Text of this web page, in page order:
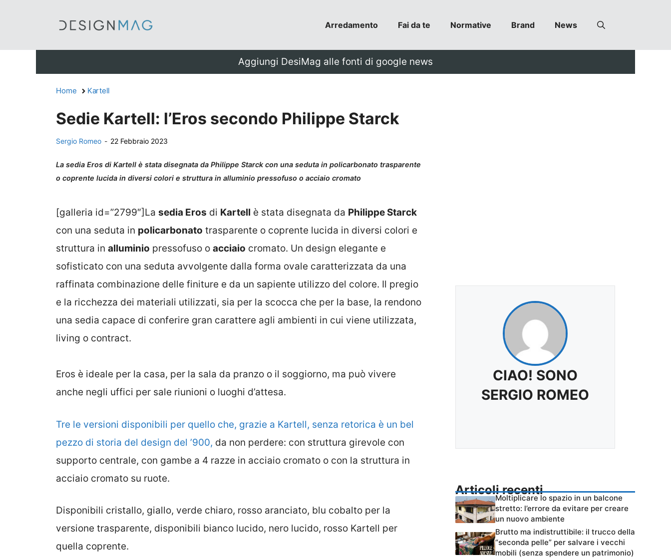
Arredamento Fai da te Normative Brand News
Aggiungi DesiMag alle fonti di google news
Home Kartell
Sedie Kartell: l’Eros secondo Philippe Starck
Sergio Romeo - 22 Febbraio 2023
La sedia Eros di Kartell è stata disegnata da Philippe Starck con una seduta in policarbonato trasparente
o coprente lucida in diversi colori e struttura in alluminio pressofuso o acciaio cromato
[galleria id=”2799″]La sedia Eros di Kartell è stata disegnata da Philippe Starck
con una seduta in policarbonato trasparente o coprente lucida in diversi colori e
struttura in alluminio pressofuso o acciaio cromato. Un design elegante e
sofisticato con una seduta avvolgente dalla forma ovale caratterizzata da una
raffinata combinazione delle finiture e da un sapiente utilizzo del colore. Il pregio
e la ricchezza dei materiali utilizzati, sia per la scocca che per la base, la rendono
una sedia capace di conferire gran carattere agli ambienti in cui viene utilizzata,
living o contract.
Eros è ideale per la casa, per la sala da pranzo o il soggiorno, ma può vivere
anche negli uffici per sale riunioni o luoghi d’attesa.
Tre le versioni disponibili per quello che, grazie a Kartell, senza retorica è un bel
pezzo di storia del design del ’900, da non perdere: con struttura girevole con
supporto centrale, con gambe a 4 razze in acciaio cromato o con la struttura in
acciaio cromato su ruote.
Disponibili cristallo, giallo, verde chiaro, rosso aranciato, blu cobalto per la
versione trasparente, disponibili bianco lucido, nero lucido, rosso Kartell per
quella coprente.
CIAO! SONO
SERGIO ROMEO
Articoli recenti
Moltiplicare lo spazio in un balcone
stretto: l’errore da evitare per creare
un nuovo ambiente
Brutto ma indistruttibile: il trucco della
“seconda pelle” per salvare i vecchi
mobili (senza spendere un patrimonio)